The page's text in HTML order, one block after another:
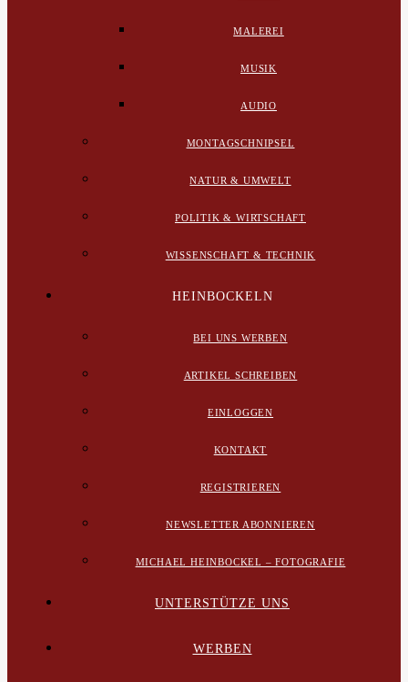
MALEREI
MUSIK
AUDIO
MONTAGSCHNIPSEL
NATUR & UMWELT
POLITIK & WIRTSCHAFT
WISSENSCHAFT & TECHNIK
HEINBOCKELN
BEI UNS WERBEN
ARTIKEL SCHREIBEN
EINLOGGEN
KONTAKT
REGISTRIEREN
NEWSLETTER ABONNIEREN
MICHAEL HEINBOCKEL – FOTOGRAFIE
UNTERSTÜTZE UNS
WERBEN